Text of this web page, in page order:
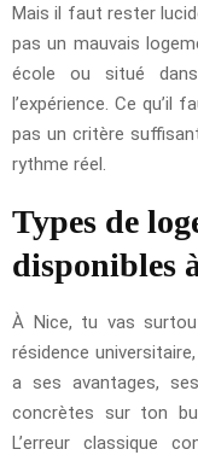
Mais il faut rester
pas un mauvais
école ou situé
l’expérience. Ce qu’il
pas un critère
rythme réel.
Types de
disponibles
À Nice, tu vas
résidence
a ses avantages,
concrètes sur ton
L’erreur classique